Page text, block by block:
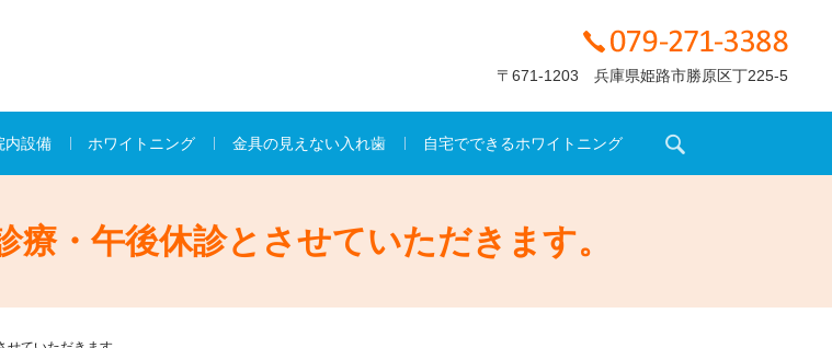
〒671-1203 兵庫県姫路市勝原区丁225-5
内設備 ホワイトニング 金具の見えない入れ歯 自宅でできるホワイトニング
療・午後休診とさせていただきます。